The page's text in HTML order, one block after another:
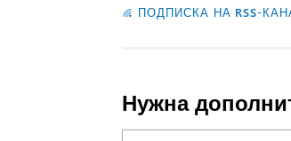
ПОДПИСКА НА RSS-
Нужна